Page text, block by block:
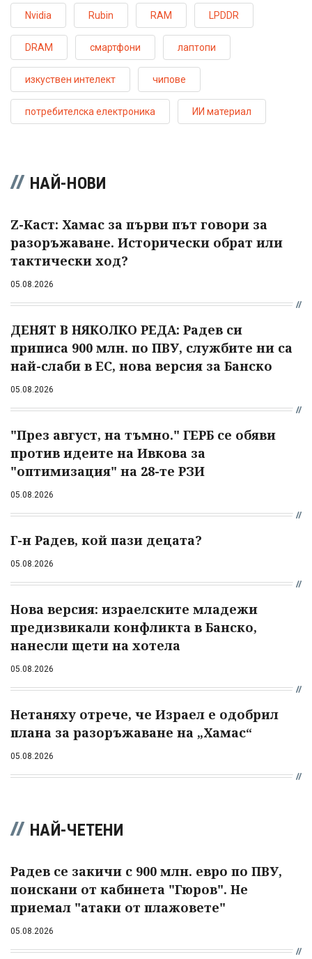
Nvidia Rubin RAM LPDDR
DRAM смартфони лаптопи
изкуствен интелект чипове
потребителска електроника ИИ материал
НАЙ-НОВИ
Z-Каст: Хамас за първи път говори за
разоръжаване. Исторически обрат или
тактически ход?
05.08.2026
ДЕНЯТ В НЯКОЛКО РЕДА: Радев си
приписа 900 млн. по ПВУ, службите ни са
най-слаби в ЕС, нова версия за Банско
05.08.2026
"През август, на тъмно." ГЕРБ се обяви
против идеите на Ивкова за
"оптимизация" на 28-те РЗИ
05.08.2026
Г-н Радев, кой пази децата?
05.08.2026
Нова версия: израелските младежи
предизвикали конфликта в Банско,
нанесли щети на хотела
05.08.2026
Нетаняху отрече, че Израел е одобрил
плана за разоръжаване на „Хамас“
05.08.2026
НАЙ-ЧЕТЕНИ
Радев се закичи с 900 млн. евро по ПВУ,
поискани от кабинета "Гюров". Не
приемал "атаки от плажовете"
05.08.2026